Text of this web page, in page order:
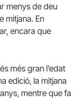
menys de deu
mitjana. En
encara que
més gran l’edat
edició, la mitjana
mentre que fa